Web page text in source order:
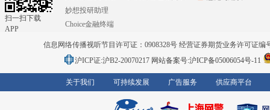
扫一扫下载
APP
妙想投研助理
Choice金融终端
信息网络传播视听节目许可证：0908328号 经营证券期货业务许可证编
沪ICP证:沪B2-20070217 网站备案号:沪ICP备05006054号-11
关于我们 可持续发展 广告服务 供应商平台